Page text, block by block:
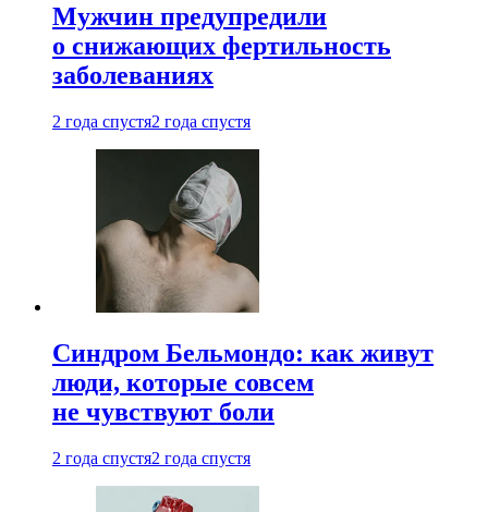
Мужчин предупредили
о снижающих фертильность
заболеваниях
2 года спустя2 года спустя
Синдром Бельмондо: как живут
люди, которые совсем
не чувствуют боли
2 года спустя2 года спустя